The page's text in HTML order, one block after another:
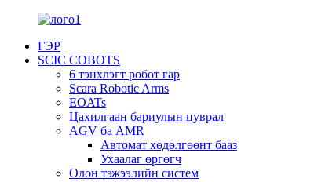
ГЭР
SCIC COBOTS
6 тэнхлэгт робот гар
Scara Robotic Arms
EOATs
Цахилгаан бариулын цуврал
AGV ба AMR
Автомат хөдөлгөөнт бааз
Ухаалаг өргөгч
Олон тэжээлийн систем